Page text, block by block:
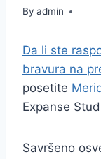
By admin
Da li ste
bravura na
posetite
Expanse
Savršeno